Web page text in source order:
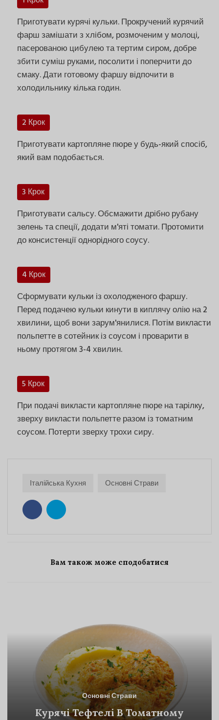
Приготувати курячі кульки. Прокручений курячий
фарш замішати з хлібом, розмоченим у молоці,
пасерованою цибулею та тертим сиром, добре
збити суміш руками, посолити і поперчити до
смаку. Дати готовому фаршу відпочити в
холодильнику кілька годин.
2 Крок
Приготувати картопляне пюре у будь-який спосіб,
який вам подобається.
3 Крок
Приготувати сальсу. Обсмажити дрібно рубану
зелень та спеції, додати м'яті томати. Протомити
до консистенції однорідного соусу.
4 Крок
Сформувати кульки із охолодженого фаршу.
Перед подачею кульки кинути в киплячу олію на 2
хвилини, щоб вони зарум'янилися. Потім викласти
польпетте в сотейник із соусом і проварити в
ньому протягом 3-4 хвилин.
5 Крок
При подачі викласти картопляне пюре на тарілку,
зверху викласти польпетте разом із томатним
соусом. Потерти зверху трохи сиру.
Італійська Кухня Основні Страви
Вам також може сподобатися
Основні Страви
Курячі Тефтелі В Томатному